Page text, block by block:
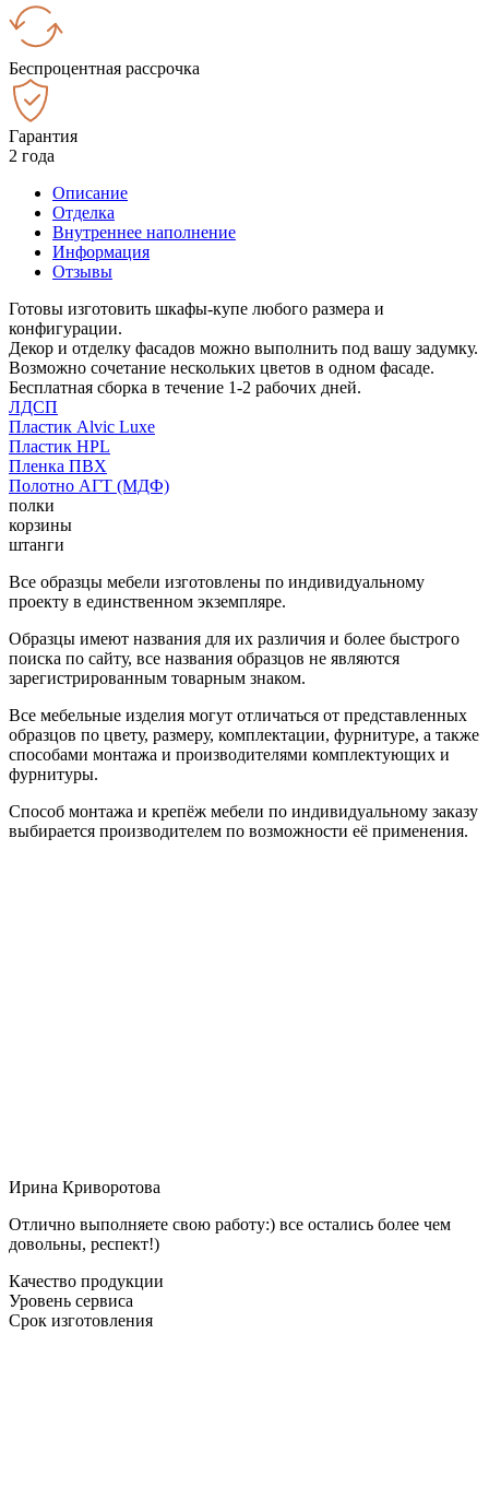
Беспроцентная рассрочка
Гарантия
2 года
Описание
Отделка
Внутреннее наполнение
Информация
Отзывы
Готовы изготовить шкафы-купе любого размера и
конфигурации.
Декор и отделку фасадов можно выполнить под вашу задумку.
Возможно сочетание нескольких цветов в одном фасаде.
Бесплатная сборка в течение 1-2 рабочих дней.
ЛДСП
Пластик Alvic Luxe
Пластик HPL
Пленка ПВХ
Полотно АГТ (МДФ)
полки
корзины
штанги
Все образцы мебели изготовлены по индивидуальному
проекту в единственном экземпляре.
Образцы имеют названия для их различия и более быстрого
поиска по сайту, все названия образцов не являются
зарегистрированным товарным знаком.
Все мебельные изделия могут отличаться от представленных
образцов по цвету, размеру, комплектации, фурнитуре, а также
способами монтажа и производителями комплектующих и
фурнитуры.
Способ монтажа и крепёж мебели по индивидуальному заказу
выбирается производителем по возможности её применения.
Ирина Криворотова
Отлично выполняете свою работу:) все остались более чем
довольны, респект!)
Качество продукции
Уровень сервиса
Срок изготовления